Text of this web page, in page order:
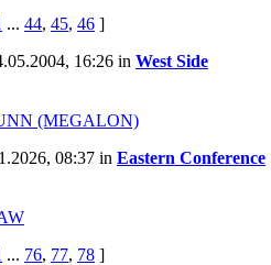
... 44, 45, 46 ]
16:26 in West Side
(MEGALON)
08:37 in Eastern Conference
... 76, 77, 78 ]